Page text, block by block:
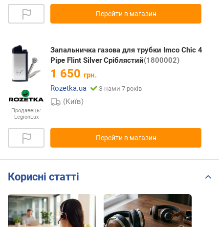
Перейти в магазин
Продавець:
LegionLux
Запальничка газова для трубки Imco Chic 4
Pipe Flint Silver Сріблястий(1800002)
1 650 грн.
Rozetka.ua
З нами 7 років
(Київ)
Перейти в магазин
Корисні статті